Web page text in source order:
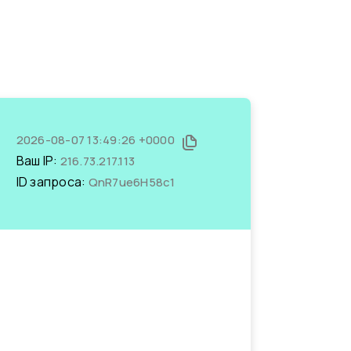
2026-08-07 13:49:26 +0000
Ваш IP: 216.73.217.113
ID запроса: QnR7ue6H58c1